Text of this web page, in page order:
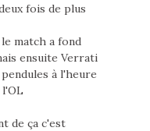
fois de plus
match a fond
ensuite Verrati
à l'heure
de ça c'est